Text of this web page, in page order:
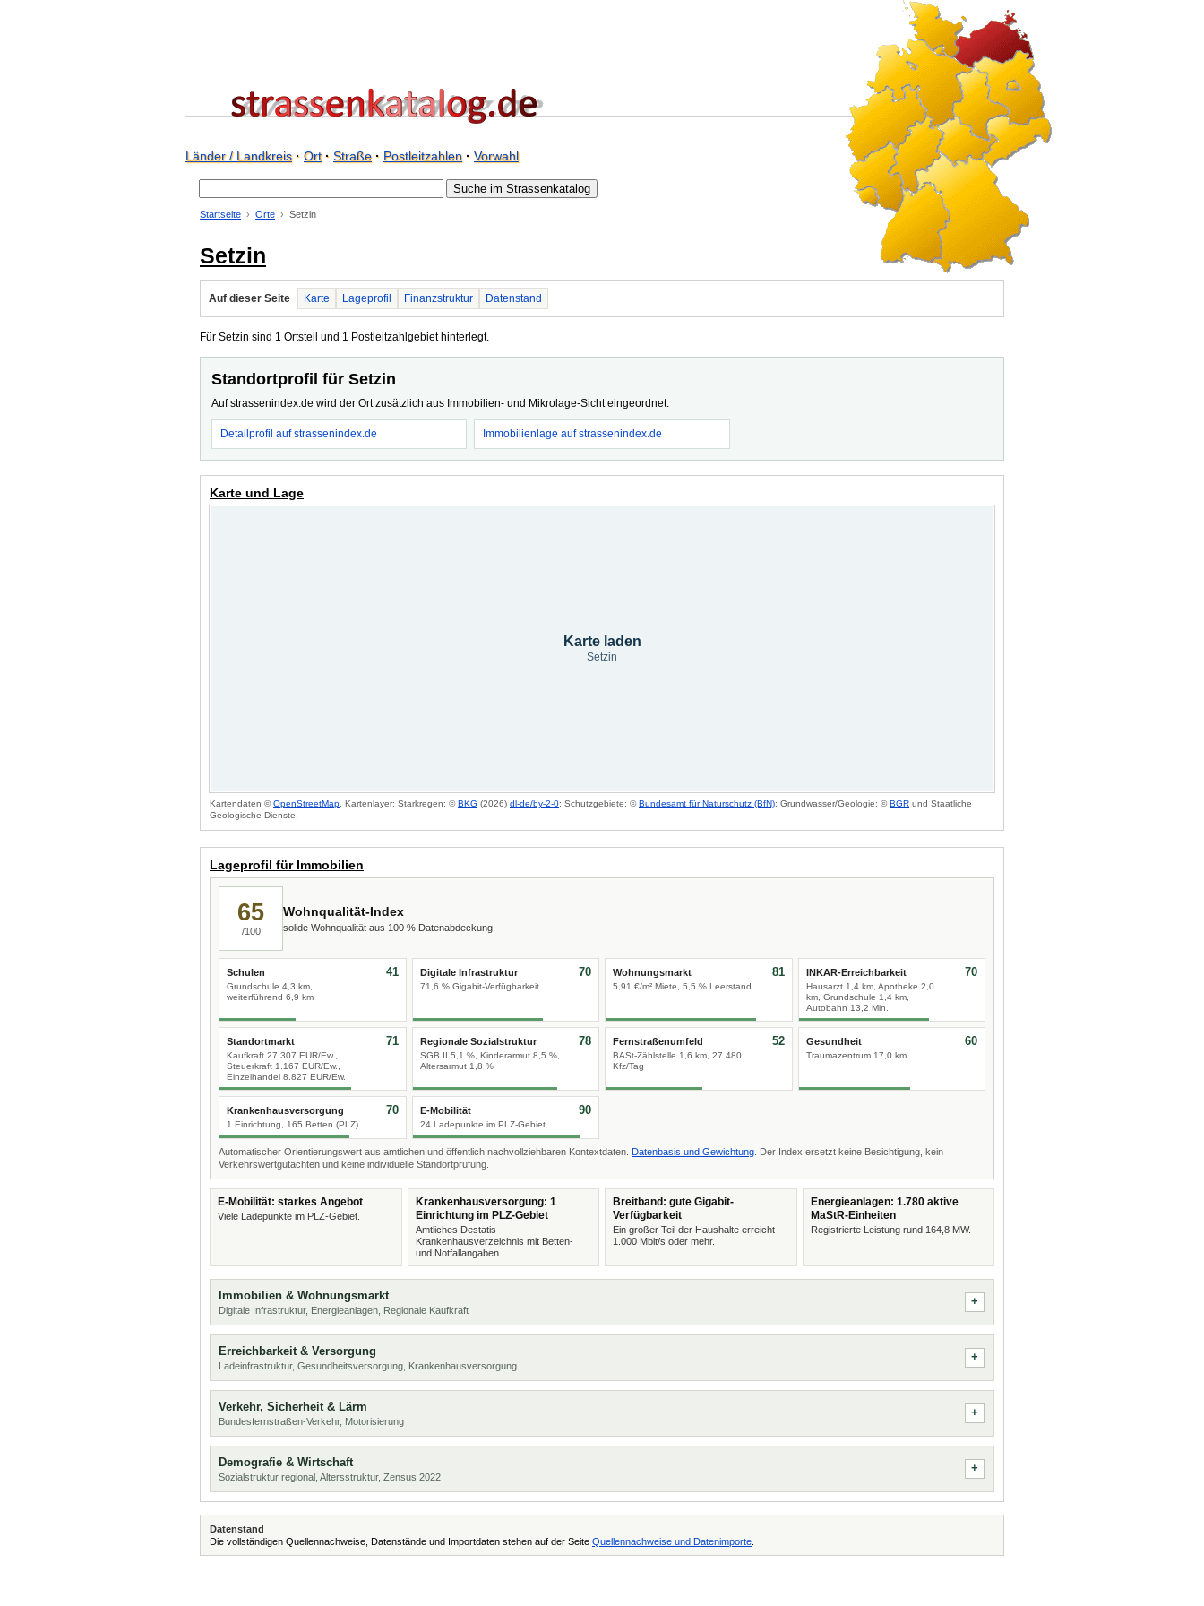
Länder / Landkreis· Ort· Straße· Postleitzahlen· Vorwahl
Startseite Orte Setzin
Setzin
Auf dieser Seite Karte Lageprofil Finanzstruktur Datenstand
Für Setzin sind 1 Ortsteil und 1 Postleitzahlgebiet hinterlegt.
Standortprofil für Setzin
Auf strassenindex.de wird der Ort zusätzlich aus Immobilien- und Mikrolage-Sicht eingeordnet.
Detailprofil auf strassenindex.de Immobilienlage auf strassenindex.de
Karte und Lage
Karte laden
Setzin
Kartendaten ©OpenStreetMap . Kartenlayer: Starkregen: ©BKG (2026) dl-de/by-2-0; Schutzgebiete: ©Bundesamt für Naturschutz (BfN); Grundwasser/Geologie: ©BGR und Staatliche
Geologische Dienste.
Lageprofil für Immobilien
65
/100
Wohnqualität-Index
solide Wohnqualität aus 100 % Datenabdeckung.
Schulen
Grundschule 4,3 km,
weiterführend 6,9 km
41 Digitale Infrastruktur
71,6 % Gigabit-Verfügbarkeit
70 Wohnungsmarkt
5,91 €/m² Miete, 5,5 % Leerstand
81 INKAR-Erreichbarkeit
Hausarzt 1,4 km, Apotheke 2,0
km, Grundschule 1,4 km,
Autobahn 13,2 Min.
70
Standortmarkt
Kaufkraft 27.307 EUR/Ew.,
Steuerkraft 1.167 EUR/Ew.,
Einzelhandel 8.827 EUR/Ew.
71 Regionale Sozialstruktur
SGB II 5,1 %, Kinderarmut 8,5 %,
Altersarmut 1,8 %
78 Fernstraßenumfeld
BASt-Zählstelle 1,6 km, 27.480
Kfz/Tag
52 Gesundheit
Traumazentrum 17,0 km
60
Krankenhausversorgung
1 Einrichtung, 165 Betten (PLZ)
70 E-Mobilität
24 Ladepunkte im PLZ-Gebiet
90
Automatischer Orientierungswert aus amtlichen und öffentlich nachvollziehbaren Kontextdaten. Datenbasis und Gewichtung . Der Index ersetzt keine Besichtigung, kein
Verkehrswertgutachten und keine individuelle Standortprüfung.
E-Mobilität: starkes Angebot
Viele Ladepunkte im PLZ-Gebiet.
Krankenhausversorgung: 1
Einrichtung im PLZ-Gebiet
Amtliches Destatis-
Krankenhausverzeichnis mit Betten-
und Notfallangaben.
Breitband: gute Gigabit-
Verfügbarkeit
Ein großer Teil der Haushalte erreicht
1.000 Mbit/s oder mehr.
Energieanlagen: 1.780 aktive
MaStR-Einheiten
Registrierte Leistung rund 164,8 MW.
Immobilien & Wohnungsmarkt
Digitale Infrastruktur, Energieanlagen, Regionale Kaufkraft
Erreichbarkeit & Versorgung
Ladeinfrastruktur, Gesundheitsversorgung, Krankenhausversorgung
Verkehr, Sicherheit & Lärm
Bundesfernstraßen-Verkehr, Motorisierung
Demografie & Wirtschaft
Sozialstruktur regional, Altersstruktur, Zensus 2022
Datenstand
Die vollständigen Quellennachweise, Datenstände und Importdaten stehen auf der Seite Quellennachweise und Datenimporte